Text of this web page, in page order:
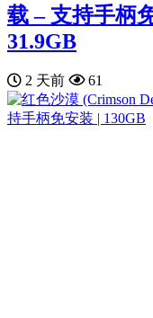
载 – 支持手柄
31.9GB
2 天前 61